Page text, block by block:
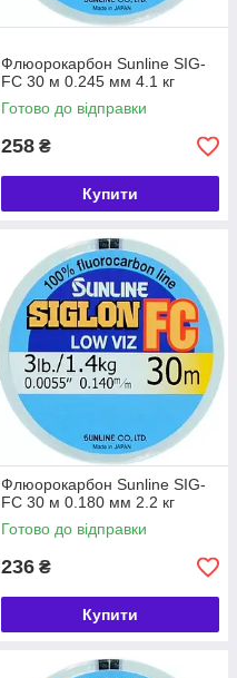
Флюорокарбон Sunline SIG-
FC 30 м 0.245 мм 4.1 кг
Готово до відправки
258 ₴
Купити
Флюорокарбон Sunline SIG-
FC 30 м 0.180 мм 2.2 кг
Готово до відправки
236 ₴
Купити